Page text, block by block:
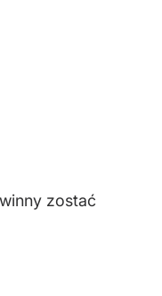
zostać